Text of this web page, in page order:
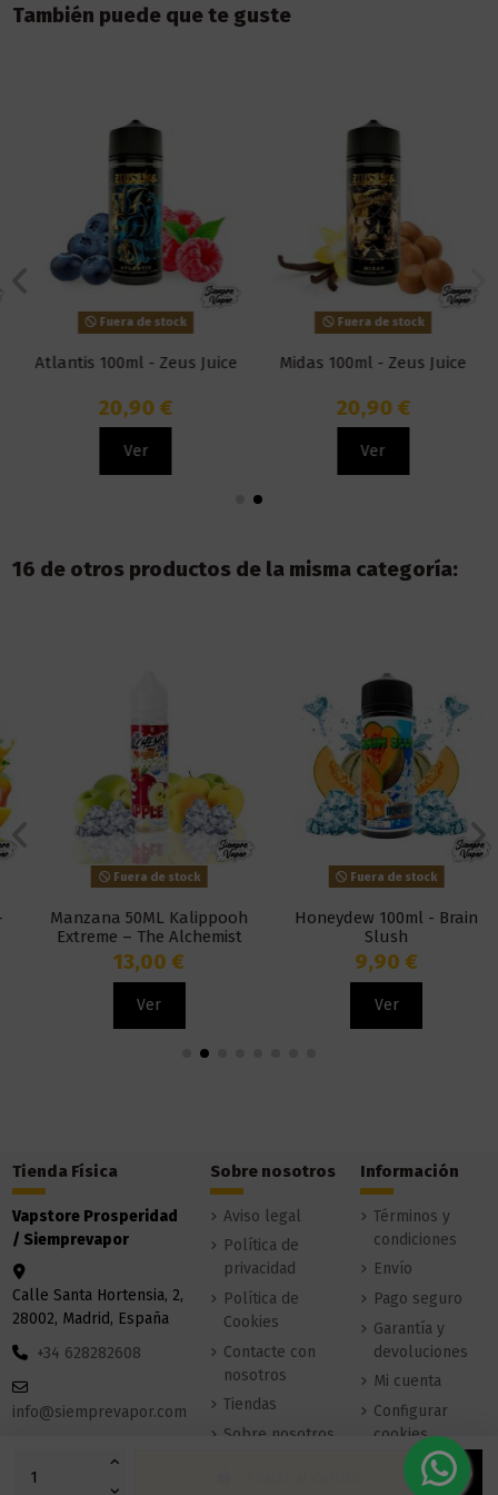
También puede que te guste
Fuera de stock
Atlantis 100ml - Zeus Juice
20,90 €
Ver
Fuera de stock
Midas 100ml - Zeus Juice
20,90 €
Ver
16 de otros productos de la misma categoría:
Fuera de stock
Manzana 50ML Kalippooh
Extreme – The Alchemist
Juice
13,00 €
Ver
Fuera de stock
Honeydew 100ml - Brain
Slush
9,90 €
Ver
Tienda Física
Vapstore Prosperidad
/ Siemprevapor
Calle Santa Hortensia, 2,
28002, Madrid, España
+34 628282608
info@siemprevapor.com
Sobre nosotros
Aviso legal
Política de
privacidad
Política de
Cookies
Contacte con
nosotros
Tiendas
Sobre nosotros
Información
Términos y
condiciones
Envío
Pago seguro
Garantía y
devoluciones
Mi cuenta
Configurar
cookies